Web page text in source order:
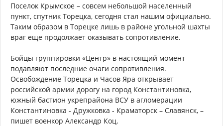
Поселок Крымское – совсем небольшой населенный
пункт, спутник Торецка, сегодня стал нашим официально.
Таким образом в Торецке лишь в районе угольной шахты
враг еще продолжает оказывать сопротивление.
Бойцы группировки «Центр» в настоящий момент
подавляют последние очаги сопротивления.
Освобождение Торецка и Часов Яра открывает
российской армии дорогу на город Константиновка,
южный бастион укрепрайона ВСУ в агломерации
Константиновка - Дружковка - Краматорск – Славянск, –
пишет военкор Александр Коц.